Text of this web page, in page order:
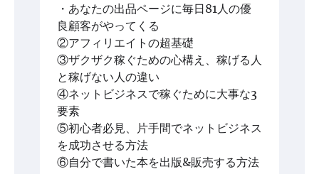
・あなたの出品ページに毎日81人の優
良顧客がやってくる
②アフィリエイトの超基礎
③ザクザク稼ぐための心構え、稼げる人
と稼げない人の違い
④ネットビジネスで稼ぐために大事な3
要素
⑤初心者必見、片手間でネットビジネス
を成功させる方法
⑥自分で書いた本を出版&販売する方法